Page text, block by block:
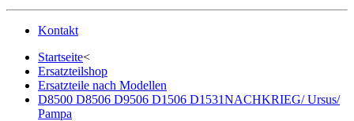
Kontakt
Startseite<
Ersatzteilshop
Ersatzteile nach Modellen
D8500 D8506 D9506 D1506 D1531NACHKRIEG/ Ursus/
Pampa